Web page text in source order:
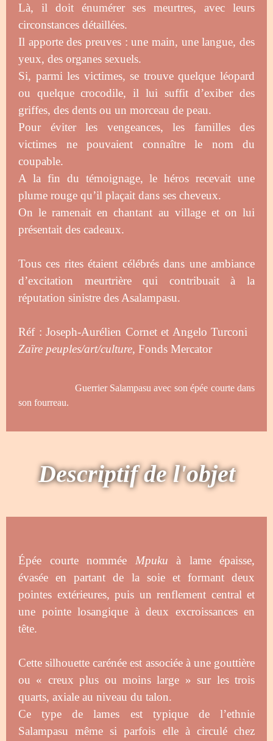
Là, il doit énumérer ses meurtres, avec leurs
circonstances détaillées.
Il apporte des preuves : une main, une langue, des
yeux, des organes sexuels.
Si, parmi les victimes, se trouve quelque léopard
ou quelque crocodile, il lui suffit d’exiber des
griffes, des dents ou un morceau de peau.
Pour éviter les vengeances, les familles des
victimes ne pouvaient connaître le nom du
coupable.
A la fin du témoignage, le héros recevait une
plume rouge qu’il plaçait dans ses cheveux.
On le ramenait en chantant au village et on lui
présentait des cadeaux.
Tous ces rites étaient célébrés dans une ambiance
d’excitation meurtrière qui contribuait à la
réputation sinistre des Asalampasu.
Réf : Joseph-Aurélien Cornet et Angelo Turconi
Zaïre peuples/art/culture, Fonds Mercator
Guerrier Salampasu avec son épée courte dans
son fourreau.
Descriptif de l'objet
Épée courte nommée Mpuku à lame épaisse,
évasée en partant de la soie et formant deux
pointes extérieures, puis un renflement central et
une pointe losangique à deux excroissances en
tête.
Cette silhouette carénée est associée à une gouttière
ou « creux plus ou moins large » sur les trois
quarts, axiale au niveau du talon.
Ce type de lames est typique de l’ethnie
Salampasu même si parfois elle à circulé chez